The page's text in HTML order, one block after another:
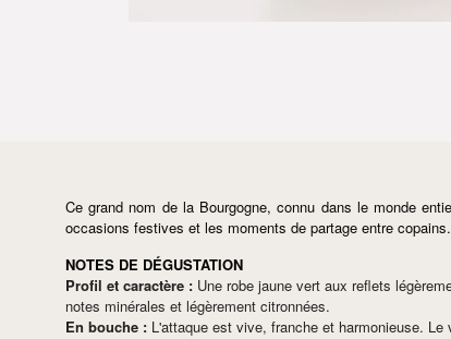
Ce grand nom de la Bourgogne, connu dans le monde
occasions festives et les moments de partage entre copains.
NOTES DE DÉGUSTATION
Profil et caractère : Une robe jaune vert aux reflets
notes minérales et légèrement citronnées.
En bouche : L'attaque est vive, franche et harmonieuse.